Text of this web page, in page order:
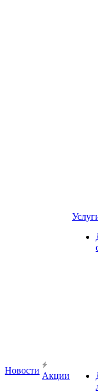
Новости
Акции